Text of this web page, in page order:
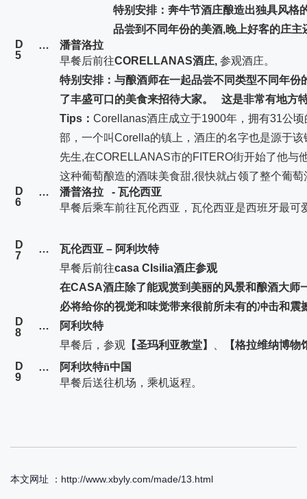
特别安排：奔牛节酒庄酿造出独具风格
品尝到不同年份的美酒,晚上好客的庄
D
5
…
潘普洛拉
早餐后前往CORELLANAS酒庄, 参观酒庄。
特别安排：与酿酒师在一起品尝不同类型不同年
了丰盛可口的美食来招待大家。 这是非常有地方
Tips ： Corellanas酒庄成立于1900年，拥有31公
部，一个叫Corella的镇上，酒庄的名字也是源于
先生,在CORELLANAS市的FITERO街开始了他与
这种葡萄酿造的酒味美食甜,很快就占领了整个葡萄
D
6
…
潘普洛拉 - 瓦伦西亚
早餐后乘车前往瓦伦西亚， 瓦伦西亚是西班牙最可
D
7
…
瓦伦西亚 – 阿利坎特
早餐后前往casa CIsilia酒庄参观
在CASA酒庄除了能观赏到美丽的风景和酿酒大师
必将给你的视觉和味觉带来很前所未有的冲击和震
D
8
…
阿利坎特
早餐后，参观 【圣玛利亚教堂】 【格拉维纳博物
D
9
… 阿利坎特ñ中国
早餐后送往机场，乘机返程。
本文网址 ：http://www.xbyly.com/made/13.html